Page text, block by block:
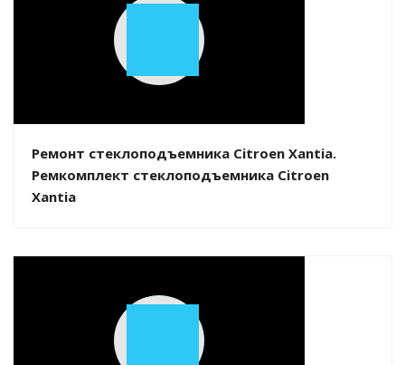
Play
Ремонт стеклоподъемника Citroen Xantia.
Ремкомплект стеклоподъемника Citroen
Xantia